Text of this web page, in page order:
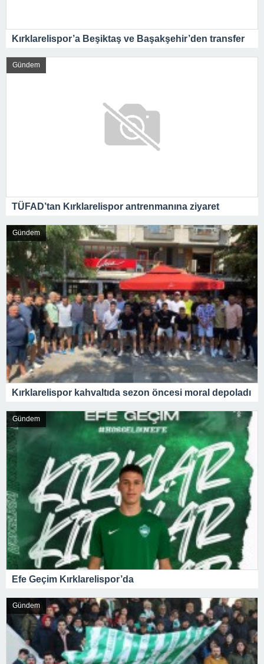
Kırklarelispor’a Beşiktaş ve Başakşehir’den transfer
Gündem
TÜFAD’tan Kırklarelispor antrenmanına ziyaret
Gündem
Kırklarelispor kahvaltıda sezon öncesi moral depoladı
Gündem
Efe Geçim Kırklarelispor’da
Gündem